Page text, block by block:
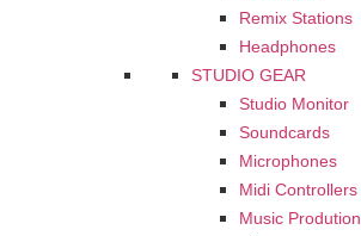
Remix Stations
Headphones
STUDIO GEAR
Studio Monitor
Soundcards
Microphones
Midi Controllers
Music Prodution